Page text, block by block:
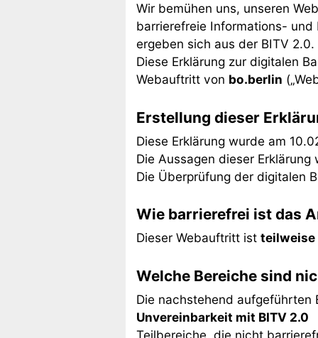
Wir bemühen uns, unseren
barrierefreie Informations- und
ergeben sich aus der BITV 2.0.
Diese Erklärung zur digitalen
Webauftritt von bo.berlin
Erstellung dieser
Diese Erklärung wurde am
Die Aussagen dieser
Die Überprüfung der digitalen
Wie barrierefrei ist das
Dieser Webauftritt ist teilweise
Welche Bereiche sind
Die nachstehend aufgeführten
Unvereinbarkeit mit BITV 2.0
Teilbereiche, die nicht